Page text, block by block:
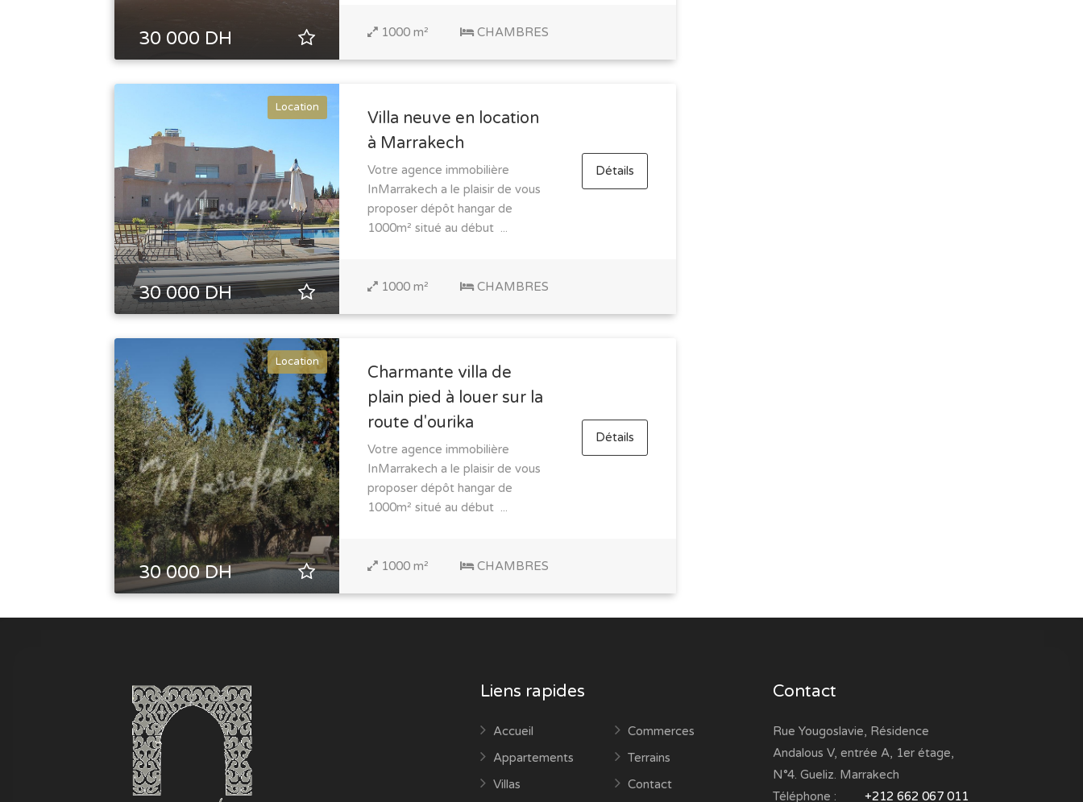
30 000 DH 1000 m² CHAMBRES
Location
30 000 DH
Villa neuve en location
à Marrakech
Votre agence immobilière
InMarrakech a le plaisir de vous
proposer dépôt hangar de
1000m² situé au début ...
Détails
1000 m² CHAMBRES
Location
30 000 DH
Charmante villa de
plain pied à louer sur la
route d'ourika
Votre agence immobilière
InMarrakech a le plaisir de vous
proposer dépôt hangar de
1000m² situé au début ...
Détails
1000 m² CHAMBRES
Liens rapides
Accueil
Appartements
Villas
Commerces
Terrains
Contact
Contact
Rue Yougoslavie, Résidence
Andalous V, entrée A, 1er étage,
N°4. Gueliz. Marrakech
Téléphone :
+212 662 067 011